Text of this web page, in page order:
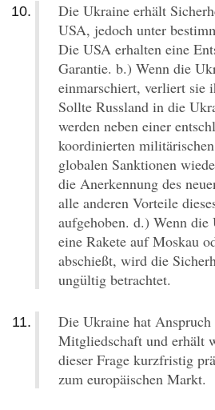
Die Ukraine erhält
USA, jedoch unter
Die USA erhalten eine
Garantie. b.) Wenn die
einmarschiert, verliert sie
Sollte Russland in die
werden neben einer
koordinierten
globalen Sanktionen
die Anerkennung des
alle anderen Vorteile
aufgehoben. d.) Wenn
eine Rakete auf Moskau
abschießt, wird die
ungültig betrachtet.
Die Ukraine hat
Mitgliedschaft und erhält
dieser Frage kurzfristig
zum europäischen Markt.